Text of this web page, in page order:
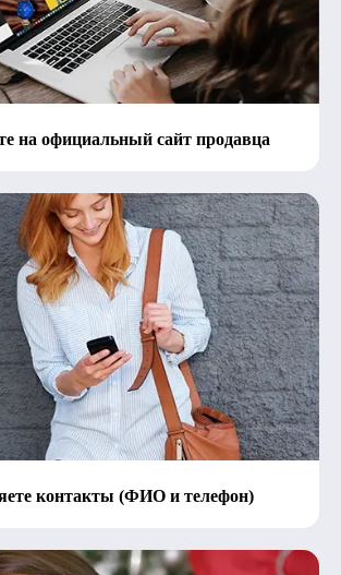
на официальный сайт продавца
контакты (ФИО и телефон)